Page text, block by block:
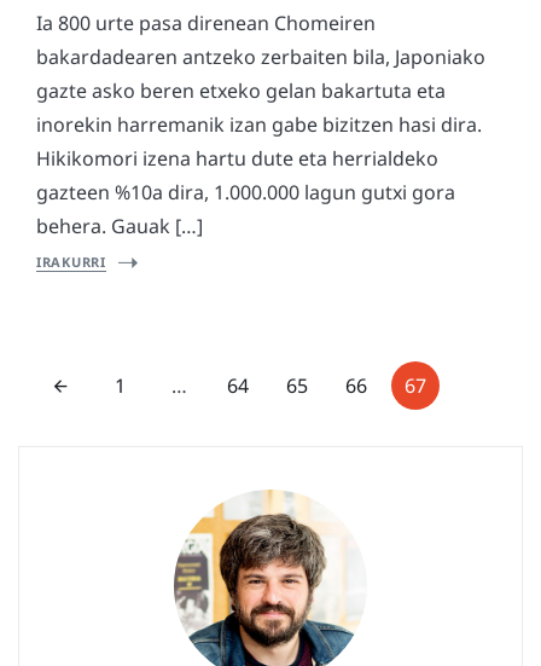
Ia 800 urte pasa direnean Chomeiren
bakardadearen antzeko zerbaiten bila, Japoniako
gazte asko beren etxeko gelan bakartuta eta
inorekin harremanik izan gabe bizitzen hasi dira.
Hikikomori izena hartu dute eta herrialdeko
gazteen %10a dira, 1.000.000 lagun gutxi gora
behera. Gauak […]
IRAKURRI
1 … 64 65 66 67